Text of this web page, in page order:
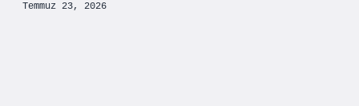
Temmuz 23, 2026